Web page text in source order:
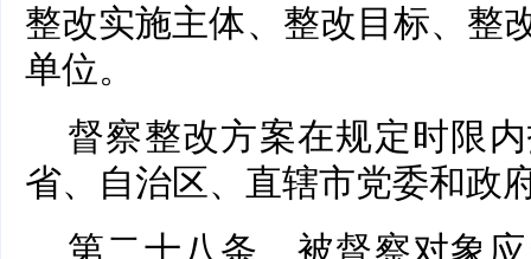
整改实施主体、整改目标、整
单位。
督察整改方案在规定时限
省、自治区、直辖市党委和政
第二十八条 被督察对象应